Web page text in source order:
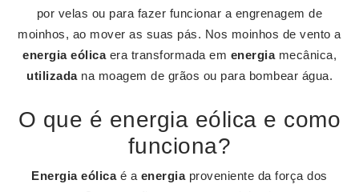
por velas ou para fazer funcionar a engrenagem de
moinhos, ao mover as suas pás. Nos moinhos de vento a
energia eólicaera transformada em energiamecânica,
utilizadana moagem de grãos ou para bombear água.
O que é energia eólica e como
funciona?
Energia eólicaé a energiaproveniente da força dos